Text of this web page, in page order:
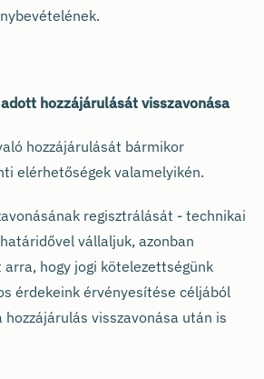
hozzájárulását visszavonása
hozzájárulását bármikor
elérhetőségek valamelyikén.
regisztrálását - technikai
vállaljuk, azonban
hogy jogi kötelezettségünk
érdekeink érvényesítése céljából
visszavonása után is